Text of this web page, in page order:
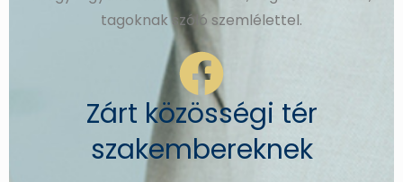
tagoknak szóló szemlélettel.
Zárt közösségi tér
szakembereknek